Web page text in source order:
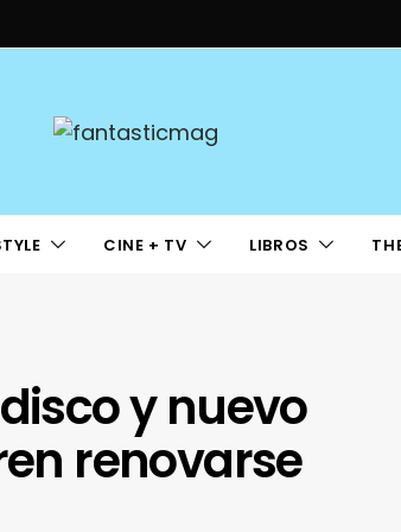
CINE + TV LIBROS
y nuevo
renovarse